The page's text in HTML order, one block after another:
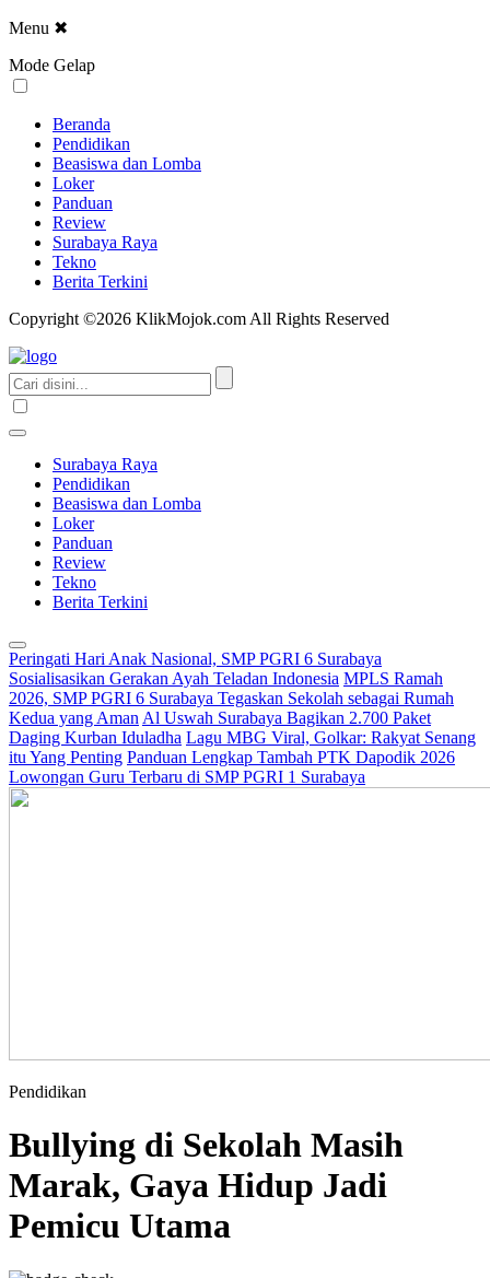
Menu ✖
Mode Gelap
Beranda
Pendidikan
Beasiswa dan Lomba
Loker
Panduan
Review
Surabaya Raya
Tekno
Berita Terkini
Copyright ©2026 KlikMojok.com All Rights Reserved
Surabaya Raya
Pendidikan
Beasiswa dan Lomba
Loker
Panduan
Review
Tekno
Berita Terkini
Peringati Hari Anak Nasional, SMP PGRI 6 Surabaya
Sosialisasikan Gerakan Ayah Teladan Indonesia MPLS Ramah
2026, SMP PGRI 6 Surabaya Tegaskan Sekolah sebagai Rumah
Kedua yang Aman Al Uswah Surabaya Bagikan 2.700 Paket
Daging Kurban Iduladha Lagu MBG Viral, Golkar: Rakyat Senang
itu Yang Penting Panduan Lengkap Tambah PTK Dapodik 2026
Lowongan Guru Terbaru di SMP PGRI 1 Surabaya
Pendidikan
Bullying di Sekolah Masih
Marak, Gaya Hidup Jadi
Pemicu Utama